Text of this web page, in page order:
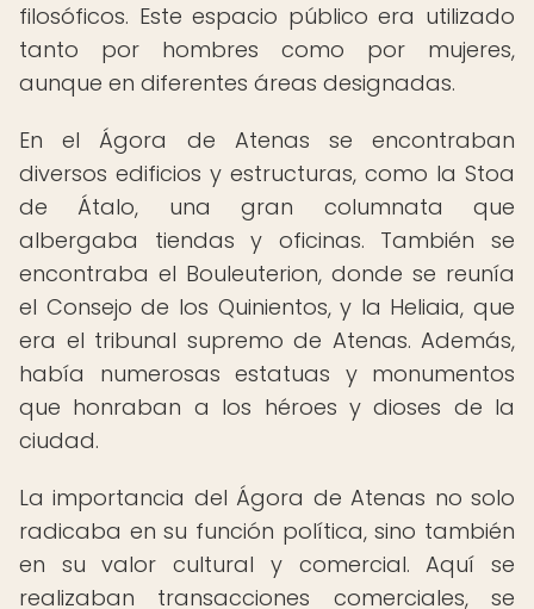
filosóficos. Este espacio público era utilizado
tanto por hombres como por mujeres,
aunque en diferentes áreas designadas.
En el Ágora de Atenas se encontraban
diversos edificios y estructuras, como la Stoa
de Átalo, una gran columnata que
albergaba tiendas y oficinas. También se
encontraba el Bouleuterion, donde se reunía
el Consejo de los Quinientos, y la Heliaia, que
era el tribunal supremo de Atenas. Además,
había numerosas estatuas y monumentos
que honraban a los héroes y dioses de la
ciudad.
La importancia del Ágora de Atenas no solo
radicaba en su función política, sino también
en su valor cultural y comercial. Aquí se
realizaban transacciones comerciales, se